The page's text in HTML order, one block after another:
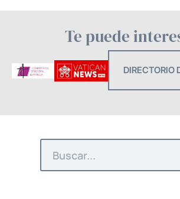
Te puede
DIRECTORIO